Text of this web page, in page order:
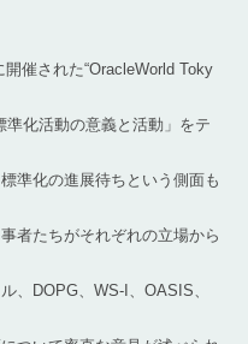
催された“OracleWorld Toky
化活動の意義と活動」をテ
準化の進展待ちという側面も
者たちがそれぞれの立場から
、DOPG、WS-I、OASIS、